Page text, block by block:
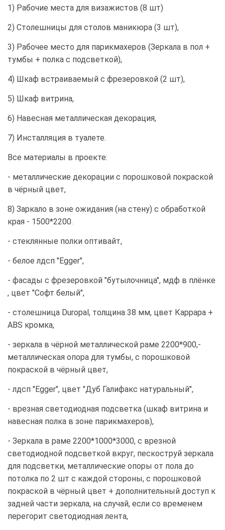
1) Рабочие места для визажистов (8 шт)
2) Столешницы для столов маникюра (3 шт),
3) Рабочее место для парикмахеров (Зеркала в пол +
тумбы + полка с подсветкой),
4) Шкаф встраиваемый с фрезеровкой (2 шт),
5) Шкаф витрина,
6) Навесная металлическая декорация,
7) Инсталляция в туалете.
Все материалы в проекте:
- металлические декорации с порошковой покраской
в чёрный цвет,
8) Заркало в зоне ожидания (на стену) с обработкой
края - 1500*2200.
- стеклянные полки оптивайт,
- белое лдсп "Egger",
- фасады с фрезеровкой "бутылочница", мдф в плёнке
, цвет "Софт белый",
- столешница Duropal, толщина 38 мм, цвет Каррара +
ABS кромка,
- зеркала в чёрной металлической раме 2200*900,-
металлическая опора для тумбы, с порошковой
покраской в чёрный цвет,
- лдсп "Egger", цвет "Дуб Галифакс натуральный",
- врезная светодиодная подсветка (шкаф витрина и
навесная полка в зоне парикмахеров),
- Зеркала в раме 2200*1000*3000, с врезной
светодиодной подсветкой вкруг, пескоструй зеркала
для подсветки, металлические опоры от пола до
потолка по 2 шт с каждой стороны, с порошковой
покраской в чёрный цвет + дополнительный доступ к
задней части зеркала, на случай, если со временем
перегорит светодиодная лента,